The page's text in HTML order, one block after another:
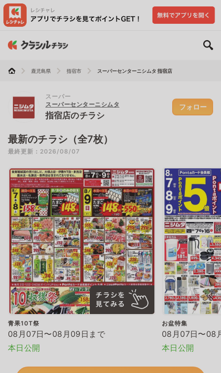
鹿児島県 指宿市 スーパーセンターニシムタ 指宿店
スーパー
スーパーセンターニシムタ
指宿店のチラシ
フォロー
最新のチラシ（全7枚）
最終更新：2026/08/07
青果10T祭
08月07日〜08月09日まで
本日公開
お盆特集
08月07日〜08
本日公開